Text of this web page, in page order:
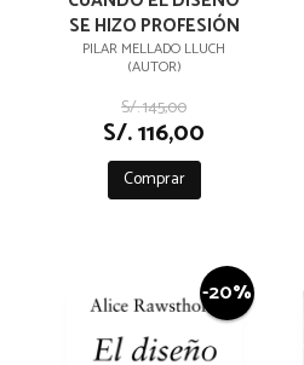
SE HIZO PROFESIÓN
PILAR MELLADO LLUCH
(AUTOR)
S/. 145,00
S/. 116,00
Comprar
-20%